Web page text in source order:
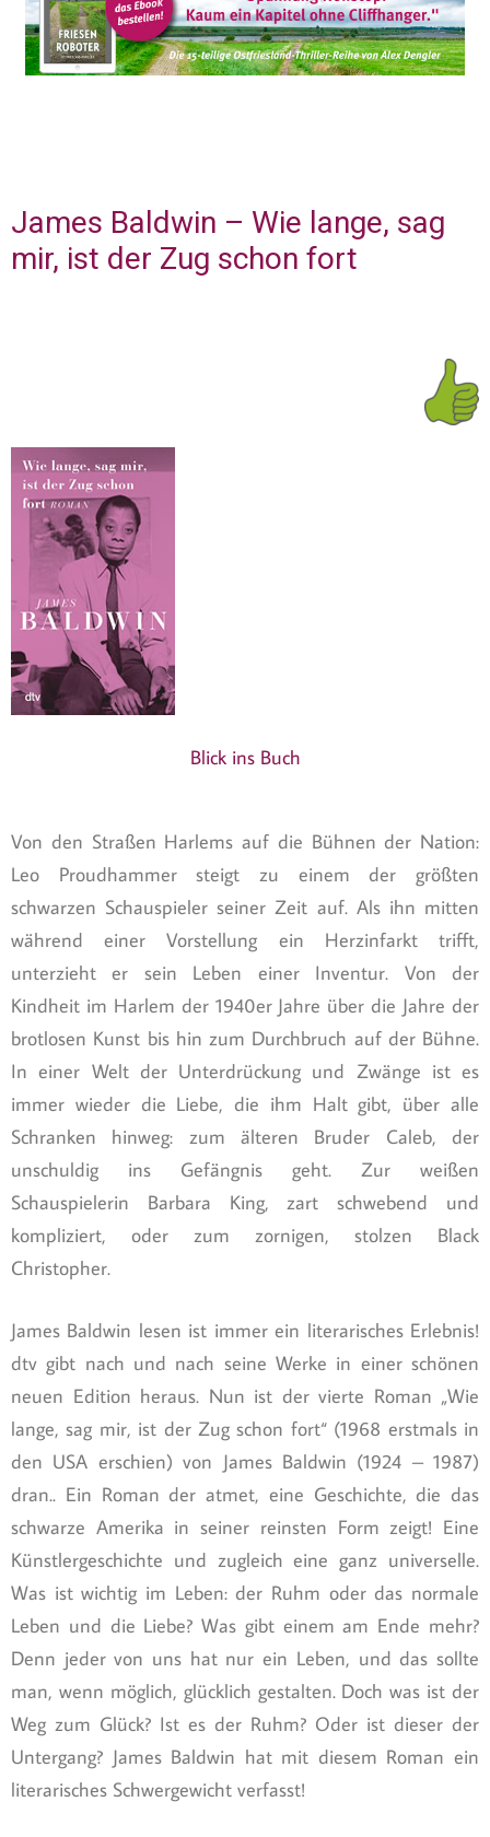
James Baldwin – Wie lange, sag
mir, ist der Zug schon fort
Blick ins Buch
Von den Straßen Harlems auf die Bühnen der Nation:
Leo Proudhammer steigt zu einem der größten
schwarzen Schauspieler seiner Zeit auf. Als ihn mitten
während einer Vorstellung ein Herzinfarkt trifft,
unterzieht er sein Leben einer Inventur. Von der
Kindheit im Harlem der 1940er Jahre über die Jahre der
brotlosen Kunst bis hin zum Durchbruch auf der Bühne.
In einer Welt der Unterdrückung und Zwänge ist es
immer wieder die Liebe, die ihm Halt gibt, über alle
Schranken hinweg: zum älteren Bruder Caleb, der
unschuldig ins Gefängnis geht. Zur weißen
Schauspielerin Barbara King, zart schwebend und
kompliziert, oder zum zornigen, stolzen Black
Christopher.
James Baldwin lesen ist immer ein literarisches Erlebnis!
dtv gibt nach und nach seine Werke in einer schönen
neuen Edition heraus. Nun ist der vierte Roman „Wie
lange, sag mir, ist der Zug schon fort“ (1968 erstmals in
den USA erschien) von James Baldwin (1924 – 1987)
dran.. Ein Roman der atmet, eine Geschichte, die das
schwarze Amerika in seiner reinsten Form zeigt! Eine
Künstlergeschichte und zugleich eine ganz universelle.
Was ist wichtig im Leben: der Ruhm oder das normale
Leben und die Liebe? Was gibt einem am Ende mehr?
Denn jeder von uns hat nur ein Leben, und das sollte
man, wenn möglich, glücklich gestalten. Doch was ist der
Weg zum Glück? Ist es der Ruhm? Oder ist dieser der
Untergang? James Baldwin hat mit diesem Roman ein
literarisches Schwergewicht verfasst!